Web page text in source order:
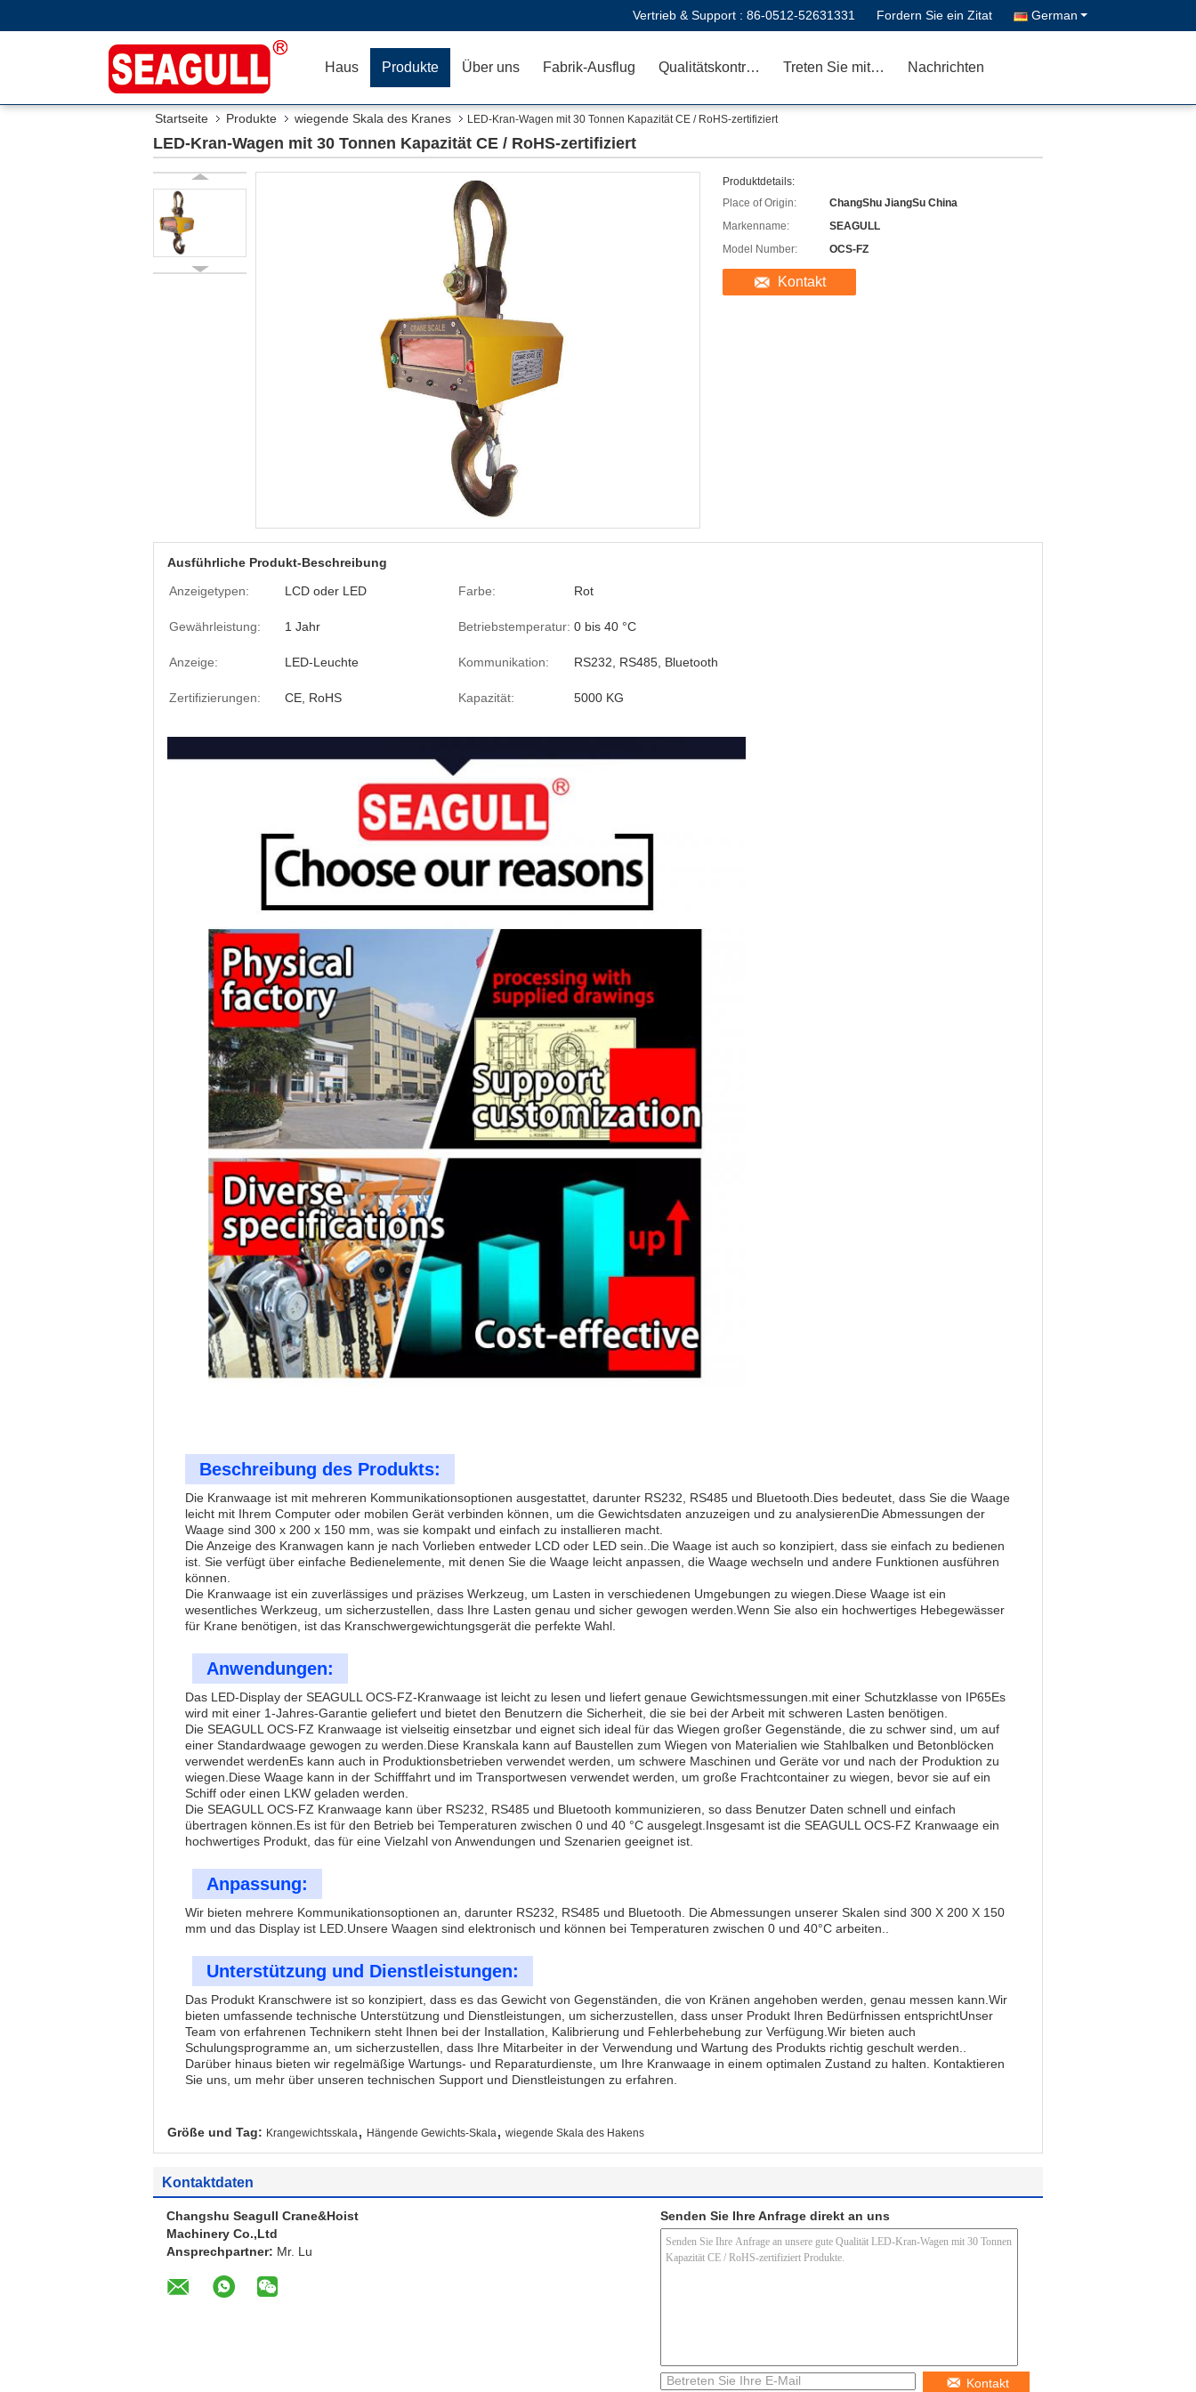
Vertrieb & Support : 86-0512-52631331 Fordern Sie ein Zitat German
Haus Produkte Über uns Fabrik-Ausflug Qualitätskontrolle Treten Sie mit uns in Verbindung Nachrichten
Startseite Produkte wiegende Skala des Kranes LED-Kran-Wagen mit 30 Tonnen Kapazität CE / RoHS-zertifiziert
LED-Kran-Wagen mit 30 Tonnen Kapazität CE / RoHS-zertifiziert
Produktdetails:
Place of Origin:
ChangShu JiangSu China
Markenname:
SEAGULL
Model Number:
OCS-FZ
Kontakt
Ausführliche Produkt-Beschreibung
Anzeigetypen:
LCD oder LED Farbe: Rot
Gewährleistung: 1 Jahr Betriebstemperatur: 0 bis 40 °C
Anzeige: LED-Leuchte Kommunikation: RS232, RS485, Bluetooth
Zertifizierungen: CE, RoHS Kapazität: 5000 KG
Beschreibung des Produkts:
Die Kranwaage ist mit mehreren Kommunikationsoptionen ausgestattet, darunter RS232, RS485 und Bluetooth.Dies bedeutet, dass Sie die Waage
leicht mit Ihrem Computer oder mobilen Gerät verbinden können, um die Gewichtsdaten anzuzeigen und zu analysierenDie Abmessungen der
Waage sind 300 x 200 x 150 mm, was sie kompakt und einfach zu installieren macht.
Die Anzeige des Kranwagen kann je nach Vorlieben entweder LCD oder LED sein..Die Waage ist auch so konzipiert, dass sie einfach zu bedienen
ist. Sie verfügt über einfache Bedienelemente, mit denen Sie die Waage leicht anpassen, die Waage wechseln und andere Funktionen ausführen
können.
Die Kranwaage ist ein zuverlässiges und präzises Werkzeug, um Lasten in verschiedenen Umgebungen zu wiegen.Diese Waage ist ein
wesentliches Werkzeug, um sicherzustellen, dass Ihre Lasten genau und sicher gewogen werden.Wenn Sie also ein hochwertiges Hebegewässer
für Krane benötigen, ist das Kranschwergewichtungsgerät die perfekte Wahl.
Anwendungen:
Das LED-Display der SEAGULL OCS-FZ-Kranwaage ist leicht zu lesen und liefert genaue Gewichtsmessungen.mit einer Schutzklasse von IP65Es
wird mit einer 1-Jahres-Garantie geliefert und bietet den Benutzern die Sicherheit, die sie bei der Arbeit mit schweren Lasten benötigen.
Die SEAGULL OCS-FZ Kranwaage ist vielseitig einsetzbar und eignet sich ideal für das Wiegen großer Gegenstände, die zu schwer sind, um auf
einer Standardwaage gewogen zu werden.Diese Kranskala kann auf Baustellen zum Wiegen von Materialien wie Stahlbalken und Betonblöcken
verwendet werdenEs kann auch in Produktionsbetrieben verwendet werden, um schwere Maschinen und Geräte vor und nach der Produktion zu
wiegen.Diese Waage kann in der Schifffahrt und im Transportwesen verwendet werden, um große Frachtcontainer zu wiegen, bevor sie auf ein
Schiff oder einen LKW geladen werden.
Die SEAGULL OCS-FZ Kranwaage kann über RS232, RS485 und Bluetooth kommunizieren, so dass Benutzer Daten schnell und einfach
übertragen können.Es ist für den Betrieb bei Temperaturen zwischen 0 und 40 °C ausgelegt.Insgesamt ist die SEAGULL OCS-FZ Kranwaage ein
hochwertiges Produkt, das für eine Vielzahl von Anwendungen und Szenarien geeignet ist.
Anpassung:
Wir bieten mehrere Kommunikationsoptionen an, darunter RS232, RS485 und Bluetooth. Die Abmessungen unserer Skalen sind 300 X 200 X 150
mm und das Display ist LED.Unsere Waagen sind elektronisch und können bei Temperaturen zwischen 0 und 40°C arbeiten..
Unterstützung und Dienstleistungen:
Das Produkt Kranschwere ist so konzipiert, dass es das Gewicht von Gegenständen, die von Kränen angehoben werden, genau messen kann.Wir
bieten umfassende technische Unterstützung und Dienstleistungen, um sicherzustellen, dass unser Produkt Ihren Bedürfnissen entsprichtUnser
Team von erfahrenen Technikern steht Ihnen bei der Installation, Kalibrierung und Fehlerbehebung zur Verfügung.Wir bieten auch
Schulungsprogramme an, um sicherzustellen, dass Ihre Mitarbeiter in der Verwendung und Wartung des Produkts richtig geschult werden..
Darüber hinaus bieten wir regelmäßige Wartungs- und Reparaturdienste, um Ihre Kranwaage in einem optimalen Zustand zu halten. Kontaktieren
Sie uns, um mehr über unseren technischen Support und Dienstleistungen zu erfahren.
Größe und Tag: Krangewichtsskala, Hängende Gewichts-Skala, wiegende Skala des Hakens
Kontaktdaten
Changshu Seagull Crane&Hoist
Machinery Co.,Ltd
Ansprechpartner: Mr. Lu
Senden Sie Ihre Anfrage direkt an uns
Kontakt